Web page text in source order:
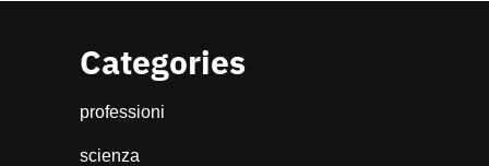
Categories
professioni
scienza